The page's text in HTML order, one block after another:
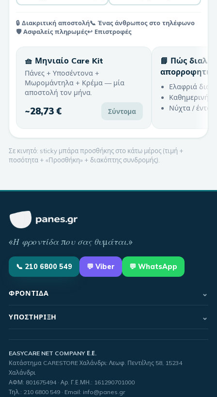
🔒 Διακριτική αποστολή📞 Ένας άνθρωπος στο τηλέφωνο
🛡️ Ασφαλείς πληρωμές↩️ Επιστροφές
🧺 Μηνιαίο Care Kit
Πάνες + Υποσέντονα +
Μωρομάντηλα + Κρέμα — μία
αποστολή τον μήνα.
~28,73 € Σύντομα
📘 Πώς
Ελαφριά
Καθημερινή
Νύχτα /
Σε κινητό: sticky μπάρα προσθήκης στο κάτω μέρος (τιμή +
ποσότητα + «Προσθήκη» + διακόπτης συνδρομής).
«Η φροντίδα που σας θυμάται.»
📞 210 6800 549 💬 Viber 💬 WhatsApp
ΦΡΟΝΤΊΔΑ ⌄
ΥΠΟΣΤΉΡΙΞΗ ⌄
EASYCARE NET COMPANY Ε.Ε.
Κατάστημα CARESTORE Χαλάνδρι: Λεωφ. Πεντέλης 58, 15234
Χαλάνδρι
ΑΦΜ: 801675494· Αρ. Γ.Ε.ΜΗ.: 161290701000
Τηλ.: 210 6800 549 · Email: info@panes.gr